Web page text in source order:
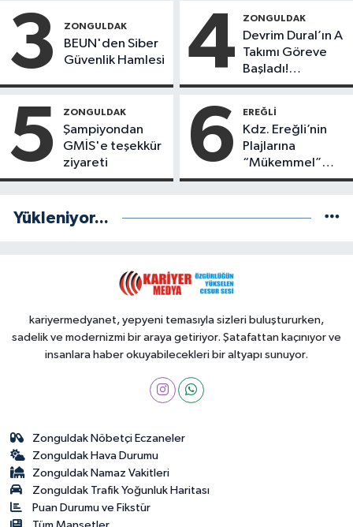
Başladı
3 ZONGULDAK
BEUN'den Siber
Güvenlik Hamlesi
4 ZONGULDAK
Devrim Dural’ın A
Takımı Göreve
Başladı!
Yönetimde
5 ZONGULDAK
Şampiyondan
GMİS'e teşekkür
ziyareti
6 EREĞLI
Kdz. Ereğli’nin
Plajlarına
“Mükemmel”
Notu!
Yükleniyor...
kariyermedyanet, yepyeni temasıyla sizleri buluştururken,
sadelik ve modernizmi bir araya getiriyor. Şatafattan kaçınıyor ve
insanlara haber okuyabilecekleri bir altyapı sunuyor.
Zonguldak Nöbetçi Eczaneler
Zonguldak Hava Durumu
Zonguldak Namaz Vakitleri
Zonguldak Trafik Yoğunluk Haritası
Puan Durumu ve Fikstür
Tüm Manşetler